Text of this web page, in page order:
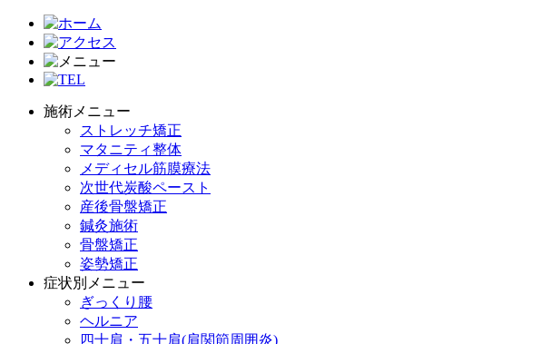
施術メニュー
ストレッチ矯正
マタニティ整体
メディセル筋膜療法
次世代炭酸ペースト
産後骨盤矯正
鍼灸施術
骨盤矯正
姿勢矯正
症状別メニュー
ぎっくり腰
ヘルニア
四十肩・五十肩(肩関節周囲炎)